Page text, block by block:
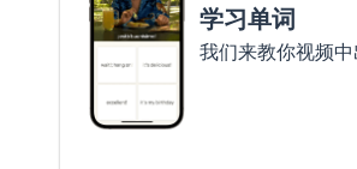
学习单词
我们来教你视频